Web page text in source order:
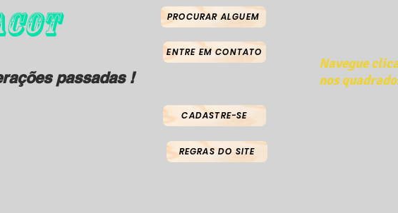
PROCURAR ALGUEM
ENTRE EM CONTATO
passadas !
Navegue
nos
CADASTRE-SE
REGRAS DO SITE